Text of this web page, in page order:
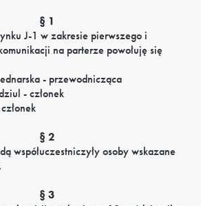
§ 1
J-1 w zakresie pierwszego i
na parterze powołuję się
- przewodnicząca
- członek
§ 2
współuczestniczyły osoby wskazane
§ 3